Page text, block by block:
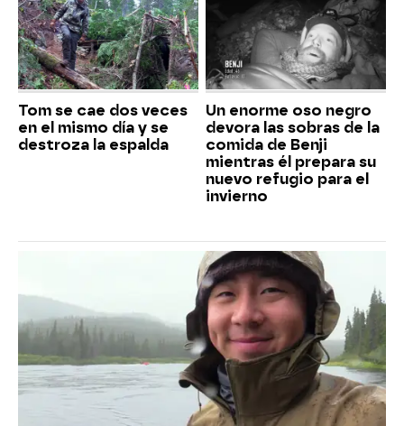
Tom se cae dos veces
en el mismo día y se
destroza la espalda
Un enorme oso negro
devora las sobras de la
comida de Benji
mientras él prepara su
nuevo refugio para el
invierno